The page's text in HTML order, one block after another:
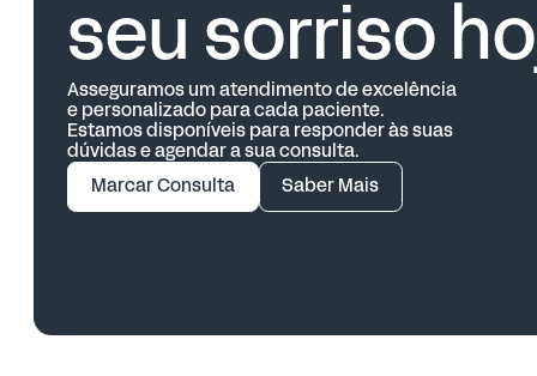
seu sorriso
Asseguramos um atendimento de excelência
e personalizado para cada paciente.
Estamos disponíveis para responder às suas
dúvidas e agendar a sua consulta.
Marcar Consulta
Saber Mais